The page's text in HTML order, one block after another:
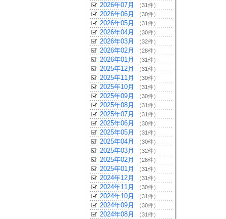
2026年07月 （31件）
2026年06月 （30件）
2026年05月 （31件）
2026年04月 （30件）
2026年03月 （32件）
2026年02月 （28件）
2026年01月 （31件）
2025年12月 （31件）
2025年11月 （30件）
2025年10月 （31件）
2025年09月 （30件）
2025年08月 （31件）
2025年07月 （31件）
2025年06月 （30件）
2025年05月 （31件）
2025年04月 （30件）
2025年03月 （32件）
2025年02月 （28件）
2025年01月 （31件）
2024年12月 （31件）
2024年11月 （30件）
2024年10月 （31件）
2024年09月 （30件）
2024年08月 （31件）